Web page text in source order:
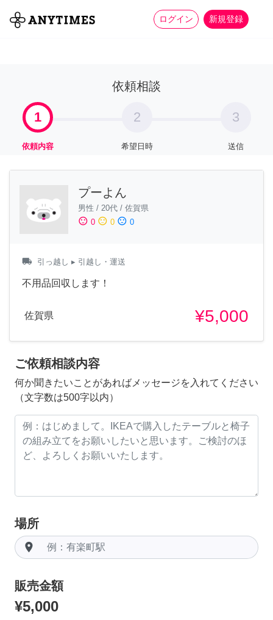
ログイン 新規登録
全て 家事 more_horiz
依頼相談
1
依頼内容
2
希望日時
3
送信
プーよん
男性 / 20代 / 佐賀県
sentiment_satisfied 0 sentiment_neutral 0 sentiment_dissatisfied 0
local_shipping 引っ越し ▸ 引越し・運送
不用品回収します！
佐賀県 ¥5,000
ご依頼相談内容
何か聞きたいことがあればメッセージを入れてください
（文字数は500字以内）
場所
room
販売金額
¥5,000